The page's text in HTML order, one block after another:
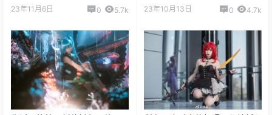
23年11月6日 0 5.7k 23年10月13日 0 4.7k